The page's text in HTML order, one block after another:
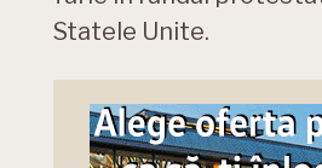
Statele Unite.